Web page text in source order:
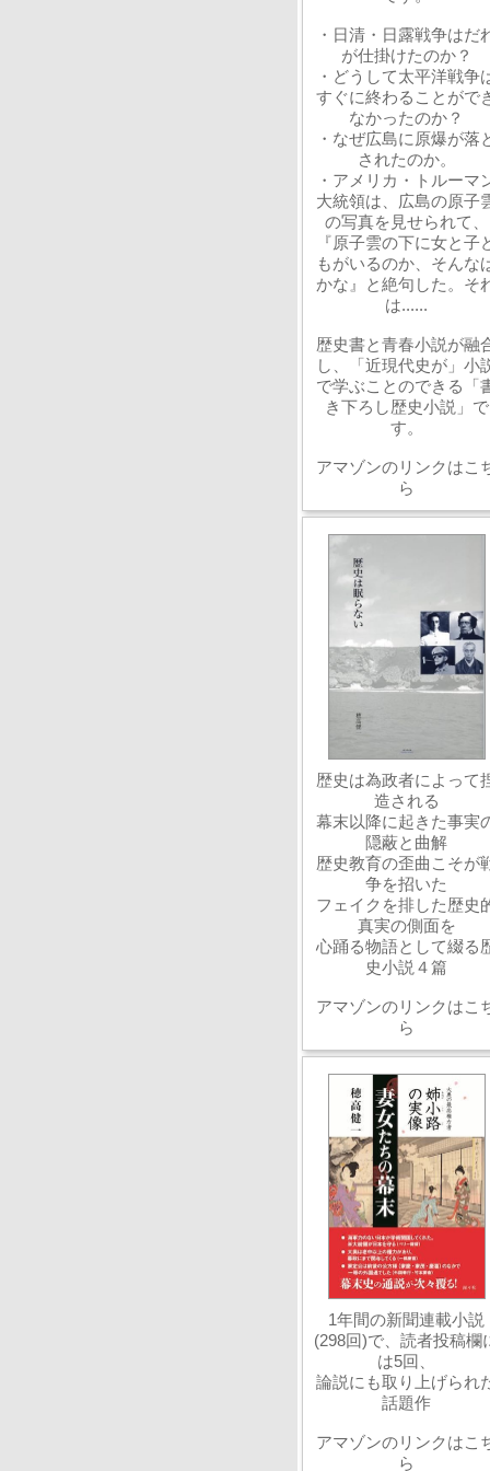
・日清・日露戦争はだ
が仕掛けたのか？
・どうして太平洋戦争
すぐに終わることがで
なかったのか？
・なぜ広島に原爆が落
されたのか。
・アメリカ・トルーマ
大統領は、広島の原子
の写真を見せられて、
『原子雲の下に女と子
もがいるのか、そんな
かな』と絶句した。そ
は......
歴史書と青春小説が融
し、「近現代史が」小
で学ぶことのできる「
き下ろし歴史小説」で
す。
アマゾンのリンクはこ
ら
歴史は為政者によって
造される
幕末以降に起きた事実
隠蔽と曲解
歴史教育の歪曲こそが
争を招いた
フェイクを排した歴史
真実の側面を
心踊る物語として綴る
史小説４篇
アマゾンのリンクはこ
ら
1年間の新聞連載小説
(298回)で、読者投稿欄
は5回、
論説にも取り上げられ
話題作
アマゾンのリンクはこ
ら